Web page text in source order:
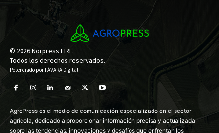
© 2026 Norpress EIRL.
Todos los derechos reservados.
Potenciado porTÁVARA Digital.
AgroPress es el medio de comunicación especializado en el sector
agrícola, dedicado a proporcionar información precisa y actualizada
sobre las tendencias, innovaciones y desafíos que enfrentan los